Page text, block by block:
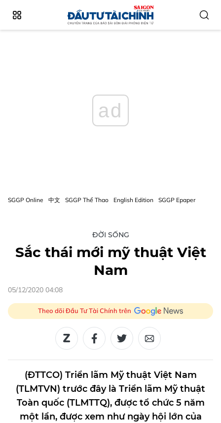
ad
SGGP Online 中文 SGGP Thể Thao English Edition SGGP Epaper
ĐỜI SỐNG
Sắc thái mới mỹ thuật Việt
Nam
05/12/2020 04:08
Theo dõi Đầu Tư Tài Chính trên
(ĐTTCO) Triển lãm Mỹ thuật Việt Nam
(TLMTVN) trước đây là Triển lãm Mỹ thuật
Toàn quốc (TLMTTQ), được tổ chức 5 năm
một lần, được xem như ngày hội lớn của